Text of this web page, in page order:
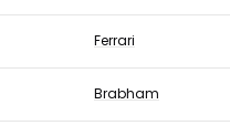
Ferrari
Brabham